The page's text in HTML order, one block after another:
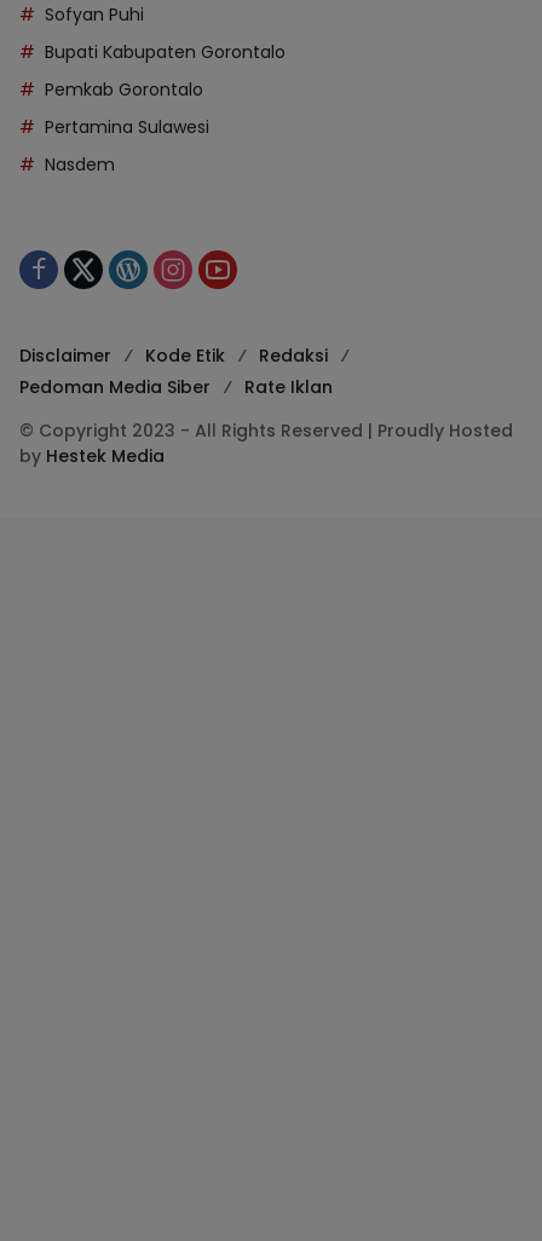
Sofyan Puhi
Bupati Kabupaten Gorontalo
Pemkab Gorontalo
Pertamina Sulawesi
Nasdem
Disclaimer Kode Etik
Redaksi
Pedoman Media Siber
Rate Iklan
© Copyright 2023 - All Rights Reserved | Proudly Hosted
by Hestek Media